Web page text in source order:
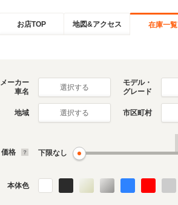
お店TOP 地図&アクセス 在庫一覧
メーカー
車名
選択する
モデル・
グレード
地域 選択する 市区町村
価格 下限なし
本体色